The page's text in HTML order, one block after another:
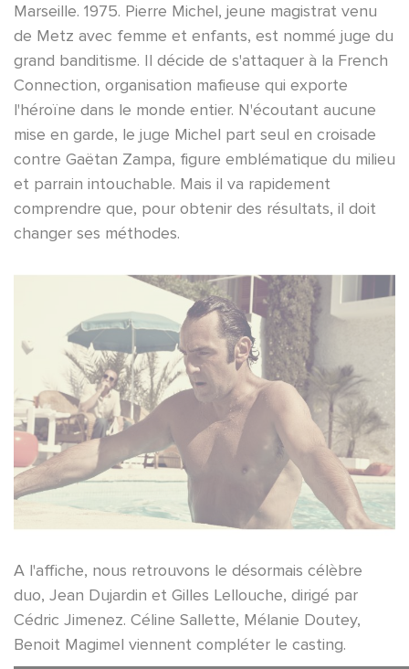
Marseille. 1975. Pierre Michel, jeune magistrat venu
de Metz avec femme et enfants, est nommé juge du
grand banditisme. Il décide de s'attaquer à la French
Connection, organisation mafieuse qui exporte
l'héroïne dans le monde entier. N'écoutant aucune
mise en garde, le juge Michel part seul en croisade
contre Gaëtan Zampa, figure emblématique du milieu
et parrain intouchable. Mais il va rapidement
comprendre que, pour obtenir des résultats, il doit
changer ses méthodes.
A l'affiche, nous retrouvons le désormais célèbre
duo, Jean Dujardin et Gilles Lellouche, dirigé par
Cédric Jimenez. Céline Sallette, Mélanie Doutey,
Benoit Magimel viennent compléter le casting.